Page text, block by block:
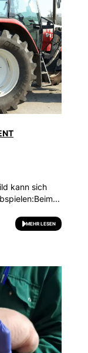
kann sich
MEHR LESEN